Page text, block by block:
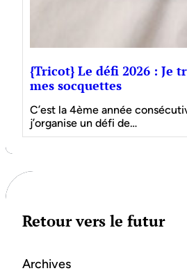
{Tricot} Le défi 2026 : Je
mes socquettes
C’est la 4ème année
j’organise un défi de…
Retour vers le futur
Archives